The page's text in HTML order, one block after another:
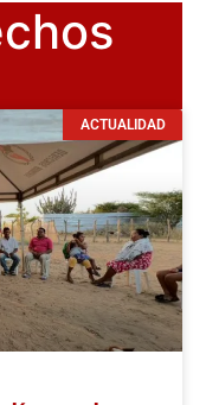
ACTUALIDAD